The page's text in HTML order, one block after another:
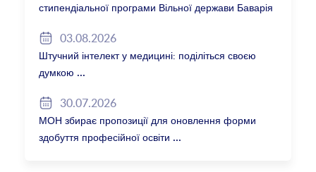
стипендіальної програми Вільної держави Баварія
03.08.2026
Штучний інтелект у медицині: поділіться своєю
думкою
30.07.2026
МОН збирає пропозиції для оновлення форми
здобуття професійної освіти